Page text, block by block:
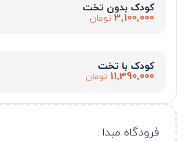
کودک بدون تخت
3,100,000 تومان
کودک با تخت
11,390,000 تومان
فرودگاه مبدا :